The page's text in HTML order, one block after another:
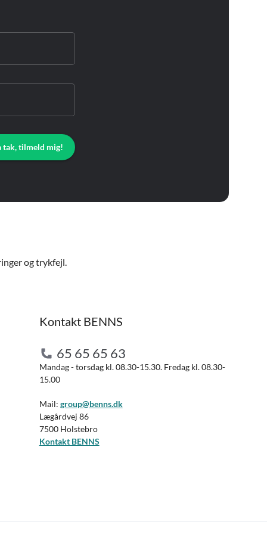
tak, tilmeld mig!
og trykfejl.
Kontakt BENNS
65 65 65 63
Mandag - torsdag kl. 08.30-15.30. Fredag kl. 08.30-
15.00
Mail: group@benns.dk
Lægårdvej 86
7500 Holstebro
Kontakt BENNS